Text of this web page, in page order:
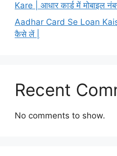
Kare | आधार कार्ड में मोबाइल
Aadhar Card Se Loan
कैसे लें |
Recent
No comments to show.